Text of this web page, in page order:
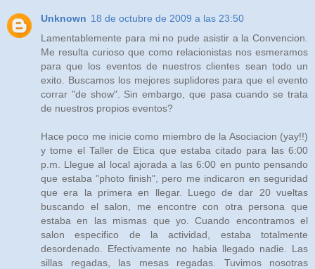
Unknown 18 de octubre de 2009 a las 23:50
Lamentablemente para mi no pude asistir a la Convencion.
Me resulta curioso que como relacionistas nos esmeramos
para que los eventos de nuestros clientes sean todo un
exito. Buscamos los mejores suplidores para que el evento
corrar "de show". Sin embargo, que pasa cuando se trata
de nuestros propios eventos?
Hace poco me inicie como miembro de la Asociacion (yay!!)
y tome el Taller de Etica que estaba citado para las 6:00
p.m. Llegue al local ajorada a las 6:00 en punto pensando
que estaba "photo finish", pero me indicaron en seguridad
que era la primera en llegar. Luego de dar 20 vueltas
buscando el salon, me encontre con otra persona que
estaba en las mismas que yo. Cuando encontramos el
salon especifico de la actividad, estaba totalmente
desordenado. Efectivamente no habia llegado nadie. Las
sillas regadas, las mesas regadas. Tuvimos nosotras